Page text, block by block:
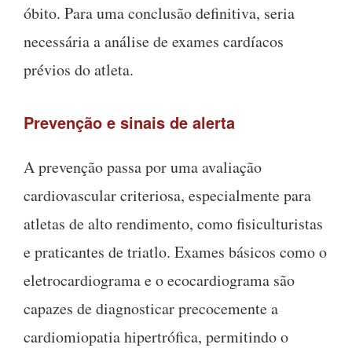
óbito. Para uma conclusão definitiva, seria
necessária a análise de exames cardíacos
prévios do atleta.
Prevenção e sinais de alerta
A prevenção passa por uma avaliação
cardiovascular criteriosa, especialmente para
atletas de alto rendimento, como fisiculturistas
e praticantes de triatlo. Exames básicos como o
eletrocardiograma e o ecocardiograma são
capazes de diagnosticar precocemente a
cardiomiopatia hipertrófica, permitindo o